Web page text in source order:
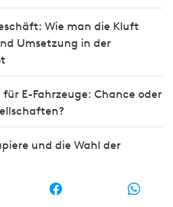
Wie man die Kluft
Umsetzung in der
E-Fahrzeuge: Chance oder
und die Wahl der